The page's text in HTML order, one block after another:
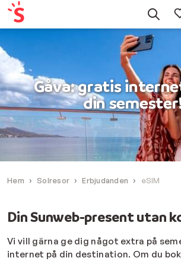
Gåva: gratis
din
Hem Solresor Erbjudanden eSIM
Din Sunweb-present utan
Vi vill gärna ge dig något extra på
internet på din destination. Om du